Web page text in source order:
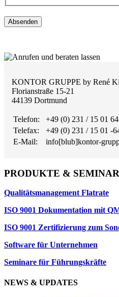
Absenden
KONTOR GRUPPE by René
Florianstraße 15-21
44139 Dortmund
Telefon:
+49 (0) 231 / 15 01
Telefax:
+49 (0) 231 / 15 01 -
E-Mail:
info[blub]kontor-
PRODUKTE &
Qualitätsmanagement Flatrate
ISO 9001 Dokumentation mit
ISO 9001 Zertifizierung zum
Software für Unternehmen
Seminare für Führungskräfte
NEWS & UPDATES